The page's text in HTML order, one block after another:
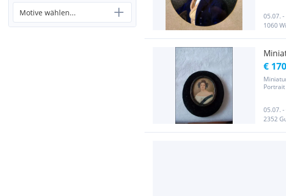
Motive wählen...
05.07.
1060
€ 170
05.07.
2352